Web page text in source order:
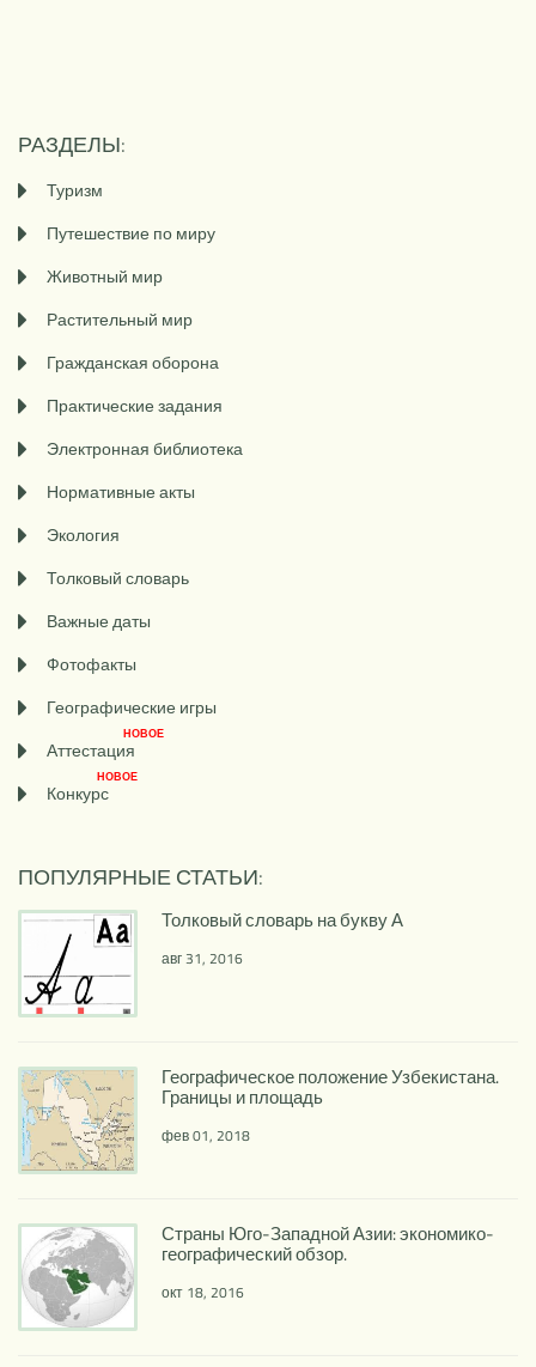
РАЗДЕЛЫ:
Туризм
Путешествие по миру
Животный мир
Растительный мир
Гражданская оборона
Практические задания
Электронная библиотека
Нормативные акты
Экология
Толковый словарь
Важные даты
Фотофакты
Географические игры
Аттестация
НОВОЕ
Конкурс
НОВОЕ
ПОПУЛЯРНЫЕ СТАТЬИ:
Толковый словарь на букву А
авг 31, 2016
Географическое положение Узбекистана.
Границы и площадь
фев 01, 2018
Страны Юго-Западной Азии: экономико-
географический обзор.
окт 18, 2016